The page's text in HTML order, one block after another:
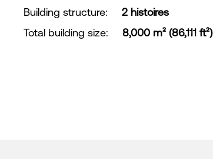
Building structure:
2 histoires
Total building size: 8,000 m² (86,111 ft²)